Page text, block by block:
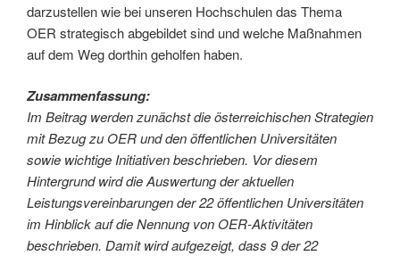
darzustellen wie bei unseren Hochschulen das Thema
OER strategisch abgebildet sind und welche Maßnahmen
auf dem Weg dorthin geholfen haben.
Zusammenfassung:
Im Beitrag werden zunächst die österreichischen Strategien
mit Bezug zu OER und den öffentlichen Universitäten
sowie wichtige Initiativen beschrieben. Vor diesem
Hintergrund wird die Auswertung der aktuellen
Leistungsvereinbarungen der 22 öffentlichen Universitäten
im Hinblick auf die Nennung von OER-Aktivitäten
beschrieben. Damit wird aufgezeigt, dass 9 der 22